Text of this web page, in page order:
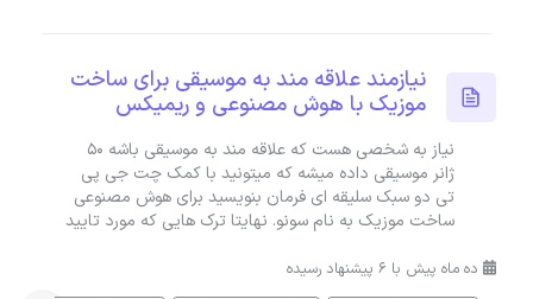
نیازمند علاقه مند به موسیقی برای ساخت
موزیک با هوش مصنوعی و ریمیکس
نیاز به شخصی هست که علاقه مند به موسیقی باشه 50
ژانر موسیقی داده میشه که میتونید با کمک چت جی پی
تی دو سبک سلیقه ای فرمان بنویسید برای هوش مصنوعی
ساخت موزیک به نام سونو. نهایتا ترک هایی که مورد تایید
ده ماه پیش با 6 پیشنهاد رسیده